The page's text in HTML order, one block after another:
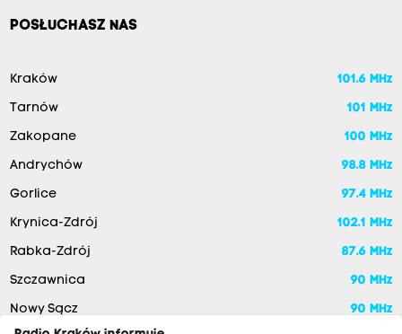
POSŁUCHASZ NAS
Kraków 101.6 MHz
Tarnów 101 MHz
Zakopane 100 MHz
Andrychów 98.8 MHz
Gorlice 97.4 MHz
Krynica-Zdrój 102.1 MHz
Rabka-Zdrój 87.6 MHz
Szczawnica 90 MHz
Nowy Sącz
90 MHz